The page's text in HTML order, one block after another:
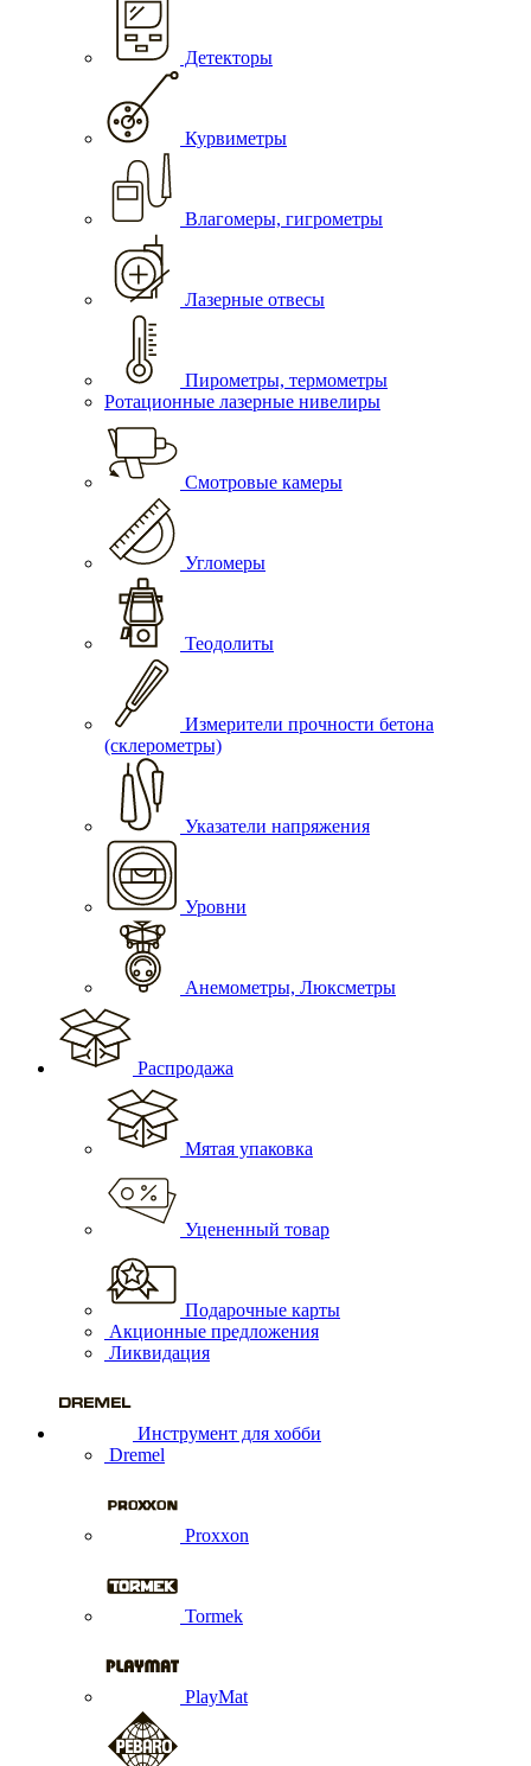
Детекторы
Курвиметры
Влагомеры, гигрометры
Лазерные отвесы
Пирометры, термометры
Ротационные лазерные нивелиры
Смотровые камеры
Угломеры
Теодолиты
Измерители прочности бетона
(склерометры)
Указатели напряжения
Уровни
Анемометры, Люксметры
Распродажа
Мятая упаковка
Уцененный товар
Подарочные карты
Акционные предложения
Ликвидация
Инструмент для хобби
Dremel
Proxxon
Tormek
PlayMat